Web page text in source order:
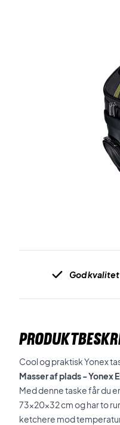
God kvalitet
Cool og praktisk Yonex
Masser af plads - Yonex
Med denne taske får du
73x20x32 cm og har to
ketchere mod